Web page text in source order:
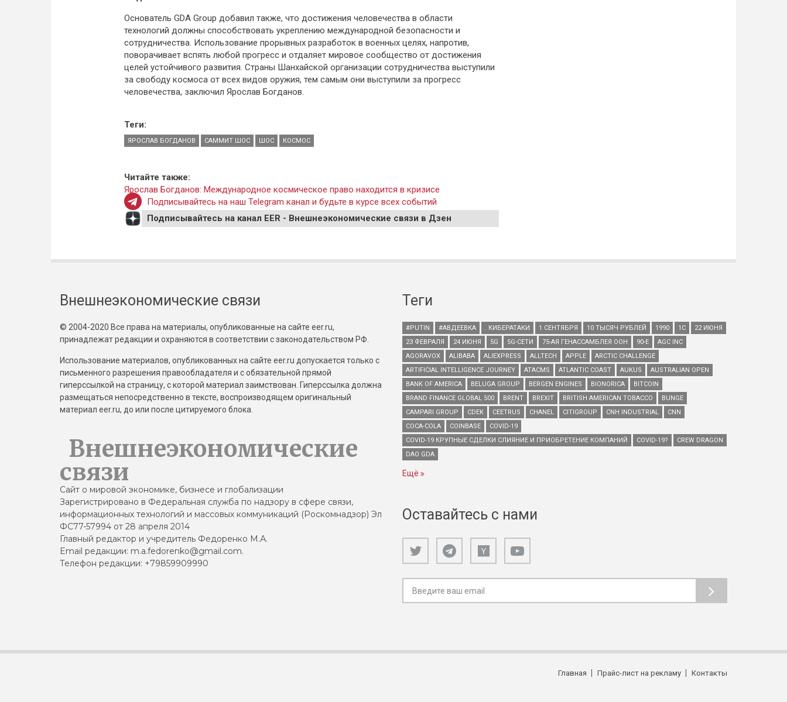
Основатель GDA Group добавил также, что достижения человечества в области
технологий должны способствовать укреплению международной безопасности и
сотрудничества. Использование прорывных разработок в военных целях, напротив,
поворачивает вспять любой прогресс и отдаляет мировое сообщество от достижения
целей устойчивого развития. Страны Шанхайской организации сотрудничества выступили
за свободу космоса от всех видов оружия, тем самым они выступили за прогресс
человечества, заключил Ярослав Богданов.
Теги:
ЯРОСЛАВ БОГДАНОВ САММИТ ШОС ШОС КОСМОС
Читайте также:
Ярослав Богданов: Международное космическое право находится в кризисе
Подписывайтесь на наш Telegram канал и будьте в курсе всех событий
Подписывайтесь на канал EER - Внешнеэкономические связи в Дзен
Внешнеэкономические связи
© 2004-2020 Все права на материалы, опубликованные на сайте eer.ru,
принадлежат редакции и охраняются в соответствии с законодательством РФ.
Использование материалов, опубликованных на сайте eer.ru допускается только с
письменного разрешения правообладателя и с обязательной прямой
гиперссылкой на страницу, с которой материал заимствован. Гиперссылка должна
размещаться непосредственно в тексте, воспроизводящем оригинальный
материал eer.ru, до или после цитируемого блока.
Внешнеэкономические
связи
Сайт о мировой экономике, бизнесе и глобализации
Зарегистрировано в Федеральная служба по надзору в сфере связи,
информационных технологий и массовых коммуникаций (Роскомнадзор) Эл
ФС77-57994 от 28 апреля 2014
Главный редактор и учредитель Федоренко М.А.
Email редакции: m.a.fedorenko@gmail.com.
Телефон редакции: +79859909990
Теги
#PUTIN #АВДЕЕВКА . КИБЕРАТАКИ 1 СЕНТЯБРЯ 10 ТЫСЯЧ РУБЛЕЙ 1990 1С
22 ИЮНЯ
23 ФЕВРАЛЯ
24 ИЮНЯ 5G 5G-СЕТИ 75-АЯ ГЕНАССАМБЛЕЯ ООН 90-Е
AGC INC
AGORAVOX
ALIBABA ALIEXPRESS ALLTECH APPLE
ARCTIC CHALLENGE
ARTIFICIAL INTELLIGENCE JOURNEY
ATACMS ATLANTIC COAST AUKUS
AUSTRALIAN OPEN
BANK OF AMERICA
BELUGA GROUP BERGEN ENGINES BIONORICA
BITCOIN
BRAND FINANCE GLOBAL 500
BRENT BREXIT BRITISH AMERICAN TOBACCO
BUNGE
CAMPARI GROUP
CDEK CEETRUS CHANEL CITIGROUP CNH INDUSTRIAL
CNN
COCA-COLA
COINBASE
COVID-19
COVID-19 КРУПНЫЕ СДЕЛКИ СЛИЯНИЕ И ПРИОБРЕТЕНИЕ КОМПАНИЙ
COVID-19?
CREW DRAGON
DAO GDA
Ещё
Оставайтесь с нами
Главная Прайс-лист на рекламу Контакты